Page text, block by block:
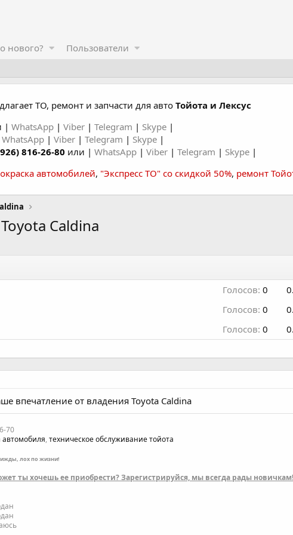
нового? Пользователи
ТО, ремонт и запчасти для авто Тойота и Лексус
| WhatsApp | Viber | Telegram | Skype |
WhatsApp | Viber | Telegram | Skype |
816-26-80 или | WhatsApp | Viber | Telegram | Skype |
автомобилей, "Экспресс ТО" со скидкой 50%, ремонт
Caldina
Голосов: 0
Голосов: 0
Голосов: 0
впечатление от владения Toyota Caldina
70
автомобиля, техническое обслуживание тойота
лох по жизни!
ты хочешь ее приобрести? Зарегистрируйся, мы всегда рады новичкам!